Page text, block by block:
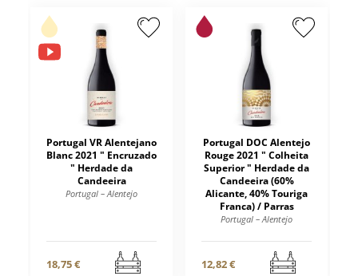
Portugal VR Alentejano
Blanc 2021 " Encruzado
" Herdade da
Candeeira
Portugal – Alentejo
18,75 €
Portugal DOC Alentejo
Rouge 2021 " Colheita
Superior " Herdade da
Candeeira (60%
Alicante, 40% Touriga
Franca) / Parras
Portugal – Alentejo
12,82 €